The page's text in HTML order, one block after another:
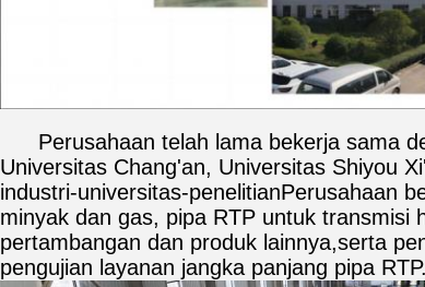
Perusahaan telah lama bekerja sama
Universitas Chang'an, Universitas Shiyou
industri-universitas-penelitianPerusahaan
minyak dan gas, pipa RTP untuk transmisi
pertambangan dan produk lainnya,serta
pengujian layanan jangka panjang pipa RTP.